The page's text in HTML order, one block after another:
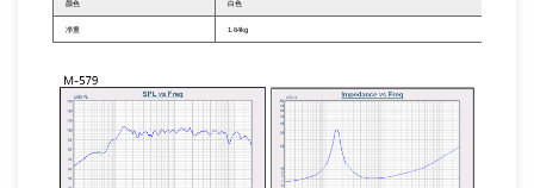
颜色 白色
净重 1.64kg